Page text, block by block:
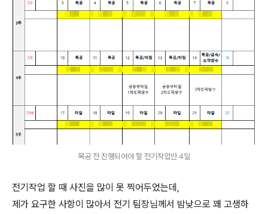
목공 전 진행되어야 할 전기작업만 4일
전기작업 할 때 사진을 많이 못 찍어두었는데,
제가 요구한 사항이 많아서 전기 팀장님께서 밤낮으로 꽤 고생하